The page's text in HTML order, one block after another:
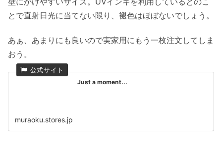
とで直射日光に当てない限り、褪色はほぼないでしょう。
あぁ、あまりにも良いので実家用にもう一枚注文してしま
おう。
Just a moment...
muraoku.stores.jp